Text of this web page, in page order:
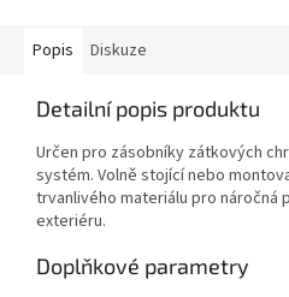
Popis Diskuze
Detailní popis produktu
Určen pro zásobníky zátkových
systém. Volně stojící nebo
trvanlivého materiálu pro náročná
exteriéru.
Doplňkové parametry